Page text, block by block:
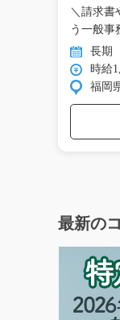
＼請求書
う一般事
ン… 長期
時給
福岡
最新の